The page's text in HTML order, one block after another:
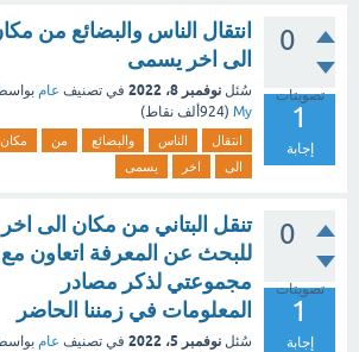
0
تصويتات
1
إجابة
انتقال الناس والبضائع من
الى اخر يسمى
سُئل نوفمبر 8، 2022 في تصنيف عام
My
(924ألف نقاط)
انتقال الناس والبضائع من
مكان
الى
اخر يسمى
0
تصويتات
1
إجابة
تنقل البتاني من مكان الى اخر
للبحث عن المعرفة اتعاون مع
مجموعتي لذكر مصادر
المعلومات في زمننا الحاضر
سُئل نوفمبر 5، 2022 في تصنيف عام